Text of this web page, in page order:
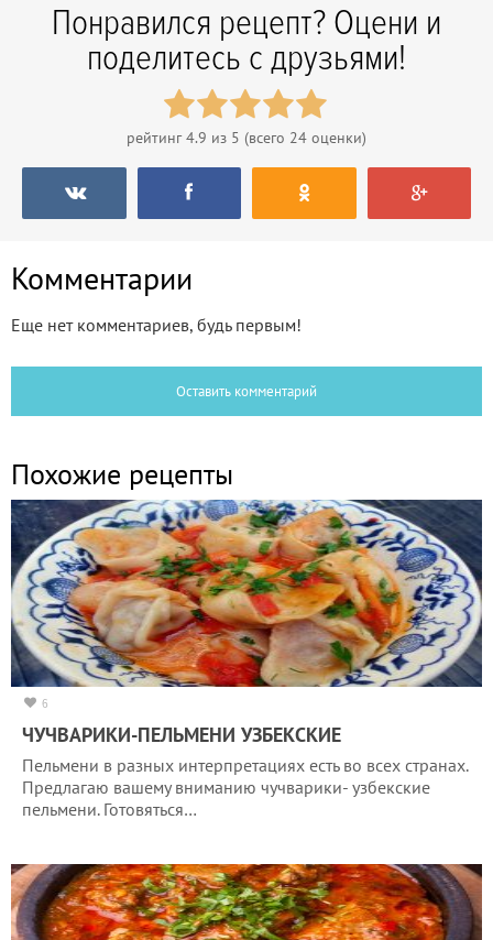
Понравился рецепт? Оцени и
поделитесь с друзьями!
рейтинг4.9 из 5 (всего 24 оценки)
Комментарии
Еще нет комментариев, будь первым!
Оставить комментарий
Похожие рецепты
6
ЧУЧВАРИКИ-ПЕЛЬМЕНИ УЗБЕКСКИЕ
Пельмени в разных интерпретациях есть во всех странах.
Предлагаю вашему вниманию чучварики- узбекские
пельмени. Готовяться…